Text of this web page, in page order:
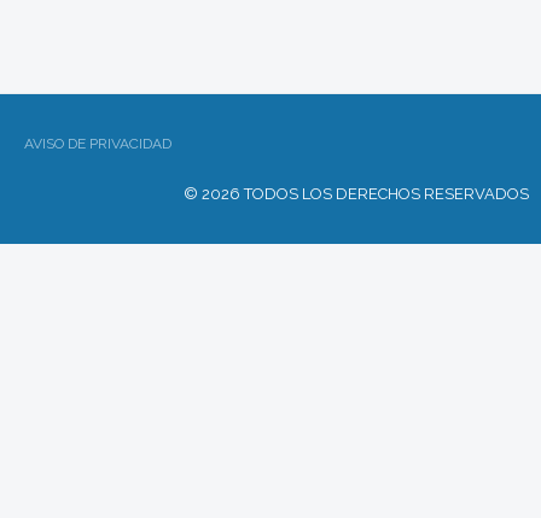
AVISO DE PRIVACIDAD
© 2026 TODOS LOS DERECHOS RESERVADOS